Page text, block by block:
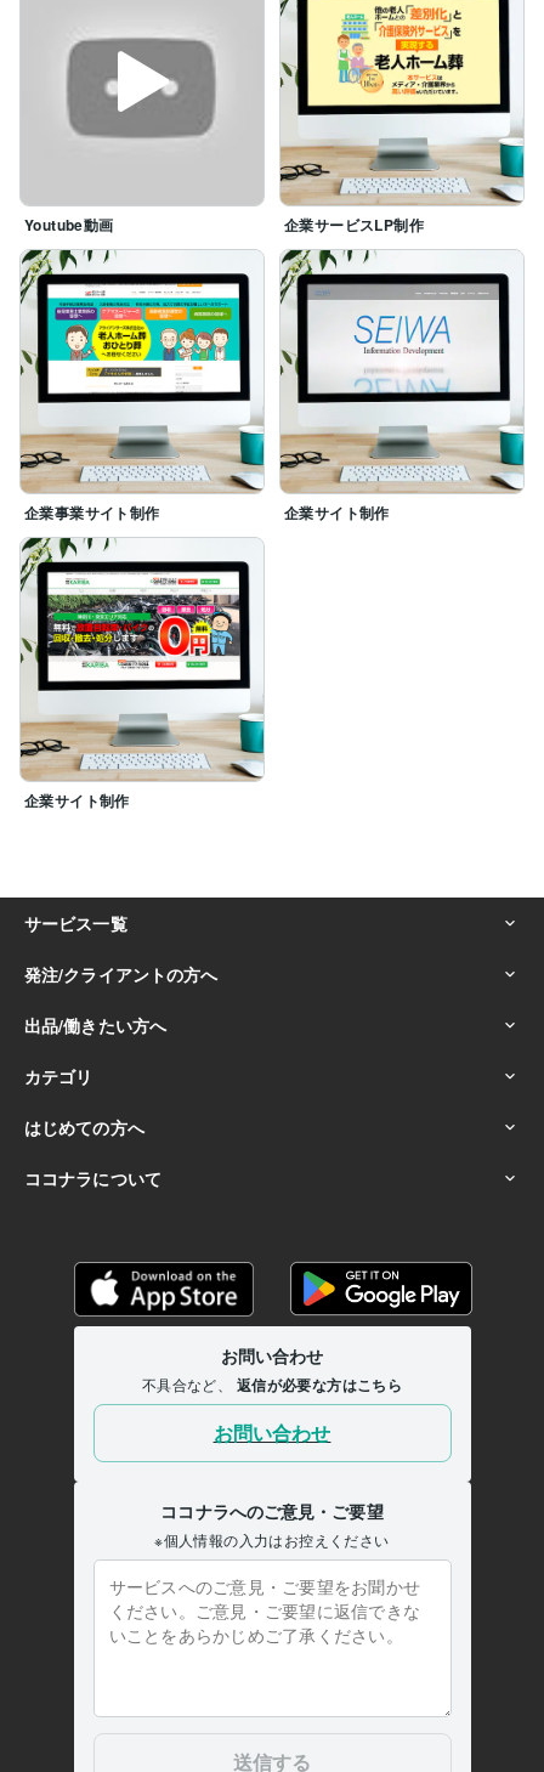
Youtube動画 企業サービスLP制作
企業事業サイト制作 企業サイト制作
企業サイト制作